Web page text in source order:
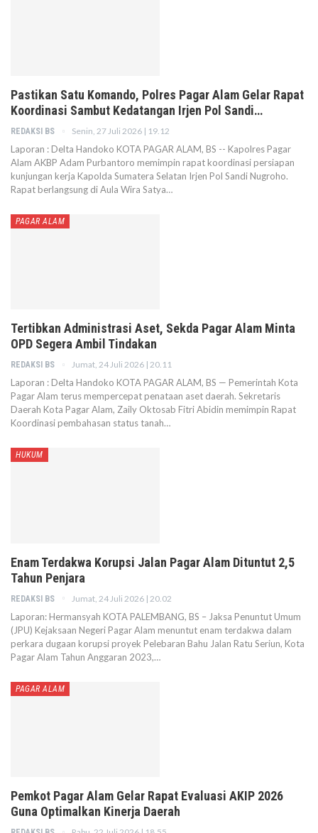
Pastikan Satu Komando, Polres Pagar Alam Gelar Rapat
Koordinasi Sambut Kedatangan Irjen Pol Sandi…
REDAKSI BS Senin, 27 Juli 2026 | 19.12
Laporan : Delta Handoko KOTA PAGAR ALAM, BS -- Kapolres Pagar
Alam AKBP Adam Purbantoro memimpin rapat koordinasi persiapan
kunjungan kerja Kapolda Sumatera Selatan Irjen Pol Sandi Nugroho.
Rapat berlangsung di Aula Wira Satya…
PAGAR ALAM
Tertibkan Administrasi Aset, Sekda Pagar Alam Minta
OPD Segera Ambil Tindakan
REDAKSI BS Jumat, 24 Juli 2026 | 20.11
Laporan : Delta Handoko KOTA PAGAR ALAM, BS — Pemerintah Kota
Pagar Alam terus mempercepat penataan aset daerah. Sekretaris
Daerah Kota Pagar Alam, Zaily Oktosab Fitri Abidin memimpin Rapat
Koordinasi pembahasan status tanah…
HUKUM
Enam Terdakwa Korupsi Jalan Pagar Alam Dituntut 2,5
Tahun Penjara
REDAKSI BS Jumat, 24 Juli 2026 | 20.02
Laporan: Hermansyah KOTA PALEMBANG, BS – Jaksa Penuntut Umum
(JPU) Kejaksaan Negeri Pagar Alam menuntut enam terdakwa dalam
perkara dugaan korupsi proyek Pelebaran Bahu Jalan Ratu Seriun, Kota
Pagar Alam Tahun Anggaran 2023,…
PAGAR ALAM
Pemkot Pagar Alam Gelar Rapat Evaluasi AKIP 2026
Guna Optimalkan Kinerja Daerah